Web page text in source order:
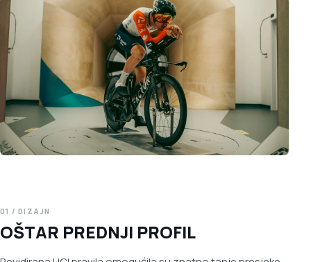
01 / DIZAJN
OŠTAR PREDNJI PROFIL